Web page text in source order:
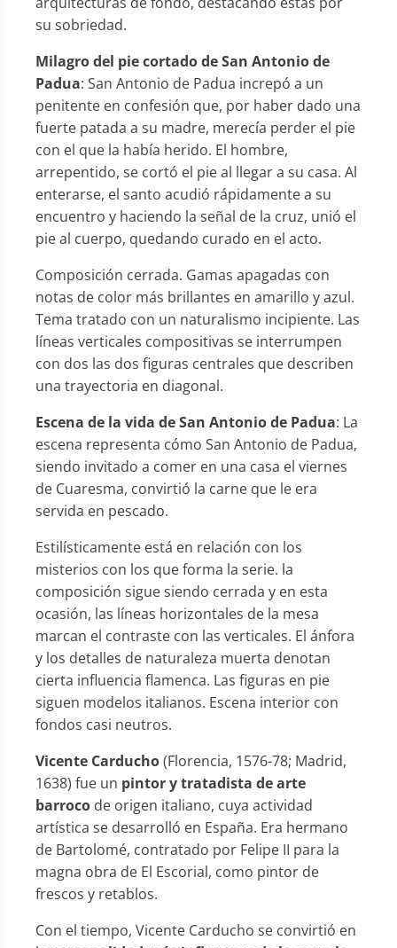
su sobriedad.
Milagro del pie cortado de San Antonio de
Padua: San Antonio de Padua increpó a un
penitente en confesión que, por haber dado una
fuerte patada a su madre, merecía perder el pie
con el que la había herido. El hombre,
arrepentido, se cortó el pie al llegar a su casa. Al
enterarse, el santo acudió rápidamente a su
encuentro y haciendo la señal de la cruz, unió el
pie al cuerpo, quedando curado en el acto.
Composición cerrada. Gamas apagadas con
notas de color más brillantes en amarillo y azul.
Tema tratado con un naturalismo incipiente. Las
líneas verticales compositivas se interrumpen
con dos las dos figuras centrales que describen
una trayectoria en diagonal.
Escena de la vida de San Antonio de Padua: La
escena representa cómo San Antonio de Padua,
siendo invitado a comer en una casa el viernes
de Cuaresma, convirtió la carne que le era
servida en pescado.
Estilísticamente está en relación con los
misterios con los que forma la serie. la
composición sigue siendo cerrada y en esta
ocasión, las líneas horizontales de la mesa
marcan el contraste con las verticales. El ánfora
y los detalles de naturaleza muerta denotan
cierta influencia flamenca. Las figuras en pie
siguen modelos italianos. Escena interior con
fondos casi neutros.
Vicente Carducho(Florencia, 1576-78; Madrid,
1638) fue un pintor y tratadista de arte
barroco de origen italiano, cuya actividad
artística se desarrolló en España. Era hermano
de Bartolomé, contratado por Felipe II para la
magna obra de El Escorial, como pintor de
frescos y retablos.
Con el tiempo, Vicente Carducho se convirtió en